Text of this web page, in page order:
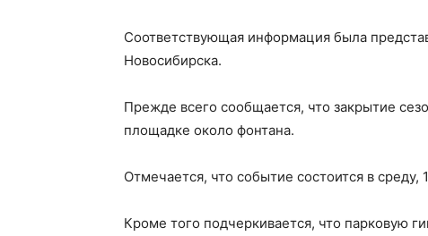
Соответствующая информация была
Новосибирска.
Прежде всего сообщается, что закрытие
площадке около фонтана.
Отмечается, что событие состоится в среду,
Кроме того подчеркивается, что парковую